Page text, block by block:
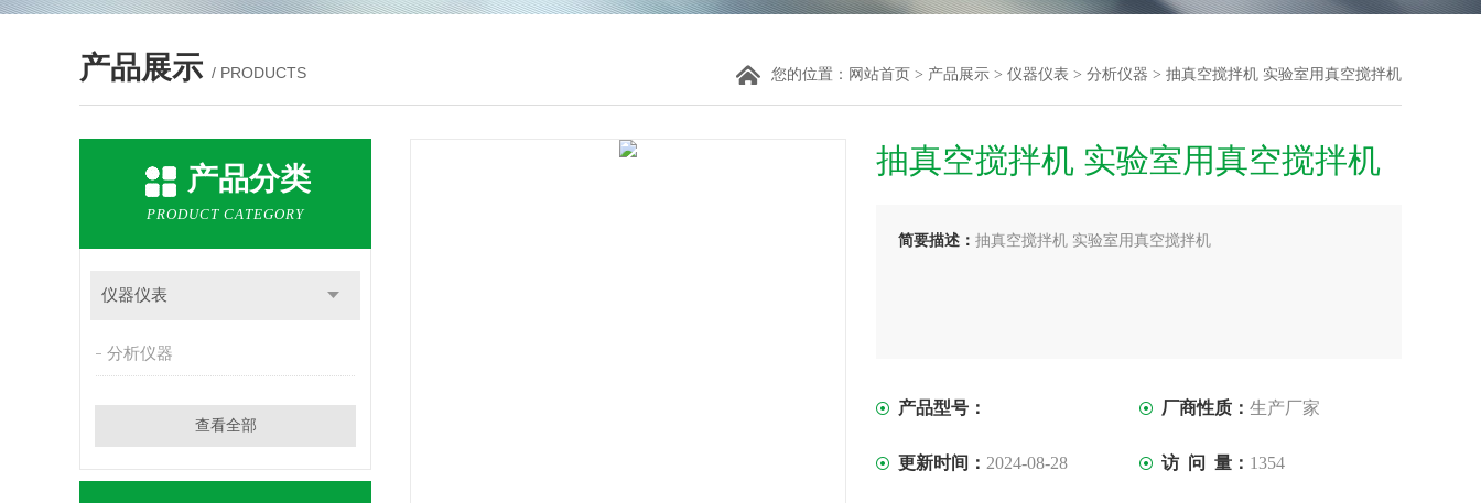
产品展示 / PRODUCTS 您的位置： 网站首页 > 产品展示 > 仪器仪表 > 分析仪器 > 抽真空搅拌机 实验室用真空搅拌机
产品分类
PRODUCT CATEGORY
仪器仪表
分析仪器
查看全部
抽真空搅拌机 实验室用真空搅拌机
简要描述： 抽真空搅拌机 实验室用真空搅拌机
产品型号： 厂商性质： 生产厂家
更新时间： 2024-08-28 访 问 量： 1354